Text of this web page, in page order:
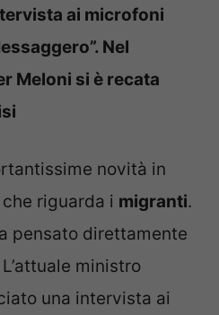
ai microfoni
Nel
Meloni si è recata
novità in
riguarda i migranti.
pensato direttamente
L’attuale ministro
una intervista ai